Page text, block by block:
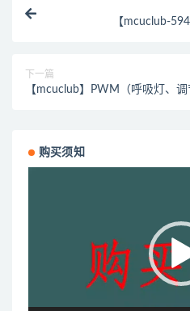
【mcuclub-
下一篇
【mcuclub】PWM（呼吸灯、调
购买须知